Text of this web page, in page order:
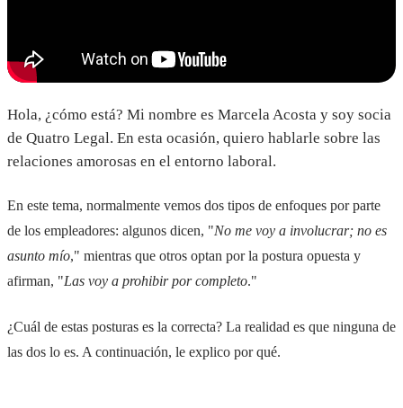
Hola, ¿cómo está? Mi nombre es Marcela Acosta y soy socia
de Quatro Legal. En esta ocasión, quiero hablarle sobre las
relaciones amorosas en el entorno laboral.
En este tema, normalmente vemos dos tipos de enfoques por parte
de los empleadores: algunos dicen, "No me voy a involucrar; no es
asunto mío," mientras que otros optan por la postura opuesta y
afirman, "Las voy a prohibir por completo."
¿Cuál de estas posturas es la correcta? La realidad es que ninguna de
las dos lo es. A continuación, le explico por qué.